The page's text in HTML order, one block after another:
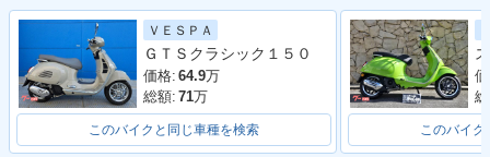
2017年 Primavera
150 Arcobaleno・
特別・限定仕様
ＶＥＳＰＡ
ＧＴＳクラシック１５０
価格: 64.9万
総額: 71万
このバイクと同じ車種を検索 このバイ